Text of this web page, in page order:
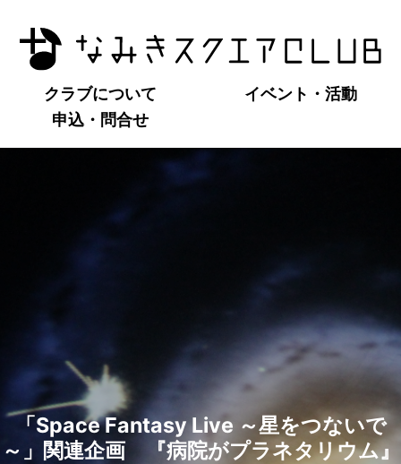
クラブについて
イベント・活動
申込・問合せ
「Space Fantasy Live ～星をつないで
～」関連企画 『病院がプラネタリウム』